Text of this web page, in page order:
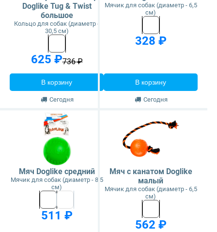
Doglike Tug & Twist
большое
Кольцо для собак (диаметр -
30,5 см)
625 ₽736 ₽
В корзину
Сегодня
Мячик для собак (диаметр - 6,5
см)
328 ₽
В корзину
Сегодня
Мяч Doglike средний
Мячик для собак (диаметр - 8,5
см)
511 ₽
Мяч с канатом Doglike
малый
Мячик для собак (диаметр - 6,5
см)
562 ₽